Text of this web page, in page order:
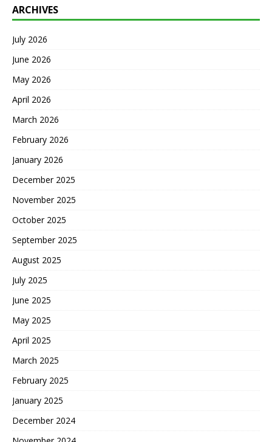
ARCHIVES
July 2026
June 2026
May 2026
April 2026
March 2026
February 2026
January 2026
December 2025
November 2025
October 2025
September 2025
August 2025
July 2025
June 2025
May 2025
April 2025
March 2025
February 2025
January 2025
December 2024